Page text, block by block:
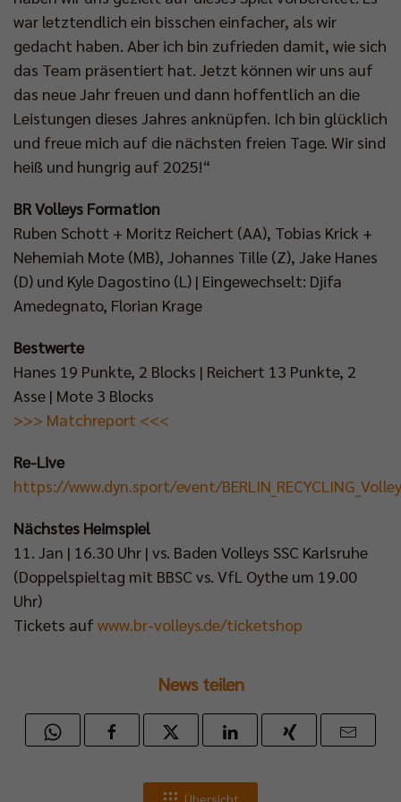
war letztendlich ein bisschen einfacher, als wir
gedacht haben. Aber ich bin zufrieden damit, wie sich
das Team präsentiert hat. Jetzt können wir uns auf
das neue Jahr freuen und dann hoffentlich an die
Leistungen dieses Jahres anknüpfen. Ich bin glücklich
und freue mich auf die nächsten freien Tage. Wir sind
heiß und hungrig auf 2025!“
BR Volleys Formation
Ruben Schott + Moritz Reichert (AA), Tobias Krick +
Nehemiah Mote (MB), Johannes Tille (Z), Jake Hanes
(D) und Kyle Dagostino (L) | Eingewechselt: Djifa
Amedegnato, Florian Krage
Bestwerte
Hanes 19 Punkte, 2 Blocks | Reichert 13 Punkte, 2
Asse | Mote 3 Blocks
>>> Matchreport <<<
Re-Live
https://www.dyn.sport/event/
Nächstes Heimspiel
11. Jan | 16.30 Uhr | vs. Baden Volleys SSC Karlsruhe
(Doppelspieltag mit BBSC vs. VfL Oythe um 19.00
Uhr)
Tickets auf www.br-volleys.de/ticketshop
News teilen
Übersicht